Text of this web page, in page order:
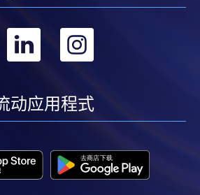
转
linkedin
转
动应用程式